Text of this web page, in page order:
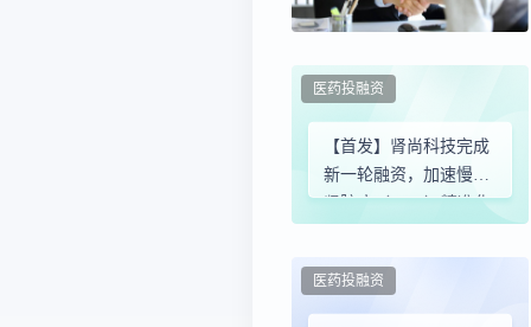
【首发】肾尚科技完成
新一轮融资，加速慢性
肾脏病（CKD）精准化
医药投融资
医药投融资